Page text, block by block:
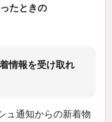
たときの
情報を受け取れ
ュ通知からの新着物